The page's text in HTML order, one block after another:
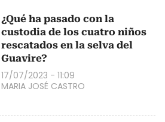
¿Qué ha pasado con la
custodia de los cuatro niños
rescatados en la selva del
Guavire?
17/07/2023 - 11:09
MARIA JOSÉ CASTRO